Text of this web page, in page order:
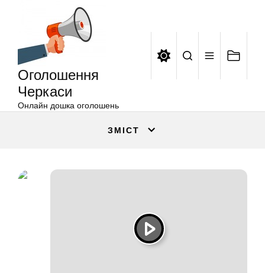
Оголошення
Черкаси
Онлайн дошка оголошень
ЗМІСТ